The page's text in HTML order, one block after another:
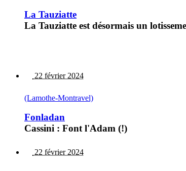
La Tauziatte
La Tauziatte est désormais un
22 février 2024
(Lamothe-Montravel)
Fonladan
Cassini : Font l'Adam (!)
22 février 2024